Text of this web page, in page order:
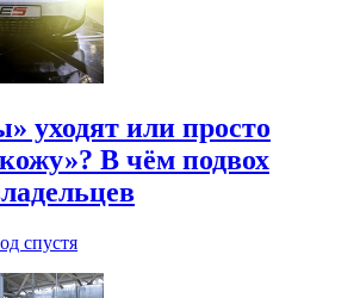
уходят или просто
В чём подвох
спустя